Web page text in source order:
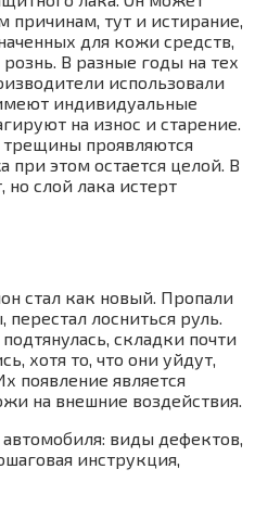
тут и истирание,
для кожи средств,
В разные годы на тех
использовали
индивидуальные
на износ и старение.
проявляются
при этом остается целой. В
слой лака истерт
стал как новый. Пропали
лосниться руль.
складки почти
хотя то, что они уйдут,
появление является
на внешние воздействия.